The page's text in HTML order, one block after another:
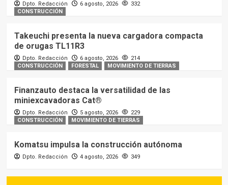
Dpto. Redacción 6 agosto, 2026
332
CONSTRUCCIÓN
Takeuchi presenta la nueva cargadora compacta
de orugas TL11R3
Dpto. Redacción 6 agosto, 2026
214
CONSTRUCCIÓN
FORESTAL MOVIMIENTO DE TIERRAS
Finanzauto destaca la versatilidad de las
miniexcavadoras Cat®
Dpto. Redacción 5 agosto, 2026
229
CONSTRUCCIÓN
MOVIMIENTO DE TIERRAS
Komatsu impulsa la construcción autónoma
Dpto. Redacción 4 agosto, 2026 349